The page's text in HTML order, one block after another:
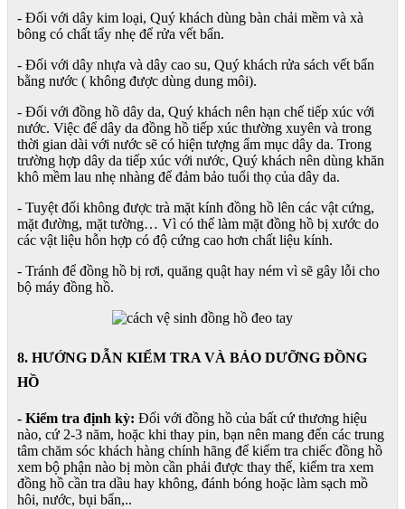
- Đối với dây kim loại, Quý khách dùng bàn chải mềm và xà
bông có chất tẩy nhẹ để rửa vết bẩn.
- Đối với dây nhựa và dây cao su, Quý khách rửa sách vết bẩn
bằng nước ( không được dùng dung môi).
- Đối với đồng hồ dây da, Quý khách nên hạn chế tiếp xúc với
nước. Việc để dây da đồng hồ tiếp xúc thường xuyên và trong
thời gian dài với nước sẽ có hiện tượng ẩm mục dây da. Trong
trường hợp dây da tiếp xúc với nước, Quý khách nên dùng khăn
khô mềm lau nhẹ nhàng để đảm bảo tuổi thọ của dây da.
- Tuyệt đối không được trà mặt kính đồng hồ lên các vật cứng,
mặt đường, mặt tường… Vì có thể làm mặt đồng hồ bị xước do
các vật liệu hỗn hợp có độ cứng cao hơn chất liệu kính.
- Tránh để đồng hồ bị rơi, quăng quật hay ném vì sẽ gây lỗi cho
bộ máy đồng hồ.
8. HƯỚNG DẪN KIỂM TRA VÀ BẢO DƯỠNG ĐỒNG
HỒ
- Kiểm tra định kỳ: Đối với đồng hồ của bất cứ thương hiệu
nào, cứ 2-3 năm, hoặc khi thay pin, bạn nên mang đến các trung
tâm chăm sóc khách hàng chính hãng để kiểm tra chiếc đồng hồ
xem bộ phận nào bị mòn cần phải được thay thế, kiểm tra xem
đồng hồ cần tra dầu hay không, đánh bóng hoặc làm sạch mồ
hôi, nước, bụi bẩn,..